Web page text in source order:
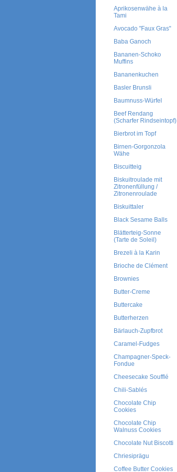
Aprikosenwähe à la
Tami
Avocado "Faux Gras"
Baba Ganoch
Bananen-Schoko
Muffins
Bananenkuchen
Basler Brunsli
Baumnuss-Würfel
Beef Rendang
(Scharfer Rindseintopf)
Bierbrot im Topf
Birnen-Gorgonzola
Wähe
Biscuitteig
Biskuitroulade mit
Zitronenfüllung /
Zitronenroulade
Biskuittaler
Black Sesame Balls
Blätterteig-Sonne
(Tarte de Soleil)
Brezeli à la Karin
Brioche de Clément
Brownies
Butter-Creme
Buttercake
Butterherzen
Bärlauch-Zupfbrot
Caramel-Fudges
Champagner-Speck-
Fondue
Cheesecake Soufflé
Chili-Sablés
Chocolate Chip
Cookies
Chocolate Chip
Walnuss Cookies
Chocolate Nut Biscotti
Chriesiprägu
Coffee Butter Cookies